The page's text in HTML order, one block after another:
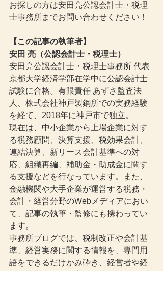
お探しの方は安田亮公認会計士・税理
士事務所までお問い合わせください！
【この記事の執筆者】
安田 亮（公認会計士・税理士）
安田亮公認会計士・税理士事務所 代表
京都大学経済学部在学中に公認会計士
試験に合格。有限責任 あずさ監査法
人、株式会社神戸製鋼所での実務経験
を経て、2018年に神戸市で独立。
現在は、中小企業から上場企業に対す
る税務顧問、決算支援、税効果会計、
連結決算、新リース会計基準への対
応、組織再編、補助金・助成金に関す
る支援などを行なっています。また、
金融機関や大手企業が運営する税務・
会計・経営分野のWebメディアにおい
て、記事の執筆・監修にも携わってい
ます。
事務所ブログでは、税制改正や会計基
準、経営実務に関する情報を、専門用
語をできるだけかみ砕き、経営者や経